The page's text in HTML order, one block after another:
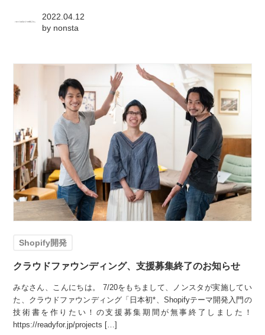
2022.04.12
by nonsta
Shopify開発
クラウドファウンディング、支援募集終了のお知らせ
みなさん、こんにちは。 7/20をもちまして、ノンスタが実施してい
た、クラウドファウンディング「日本初*、Shopifyテーマ開発入門の
技術書を作りたい！の支援募集期間が無事終了しました！
https://readyfor.jp/projects […]